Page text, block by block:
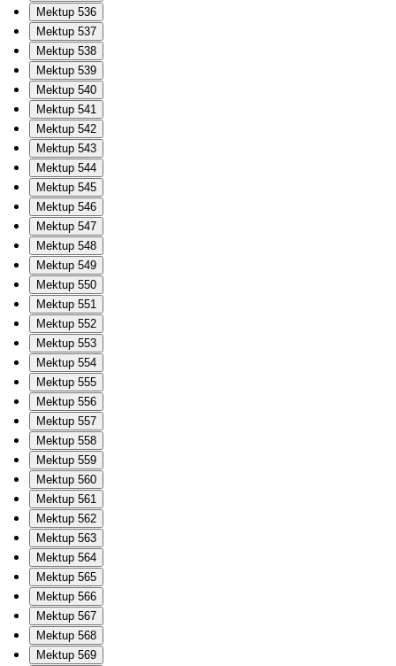
Mektup 536
Mektup 537
Mektup 538
Mektup 539
Mektup 540
Mektup 541
Mektup 542
Mektup 543
Mektup 544
Mektup 545
Mektup 546
Mektup 547
Mektup 548
Mektup 549
Mektup 550
Mektup 551
Mektup 552
Mektup 553
Mektup 554
Mektup 555
Mektup 556
Mektup 557
Mektup 558
Mektup 559
Mektup 560
Mektup 561
Mektup 562
Mektup 563
Mektup 564
Mektup 565
Mektup 566
Mektup 567
Mektup 568
Mektup 569